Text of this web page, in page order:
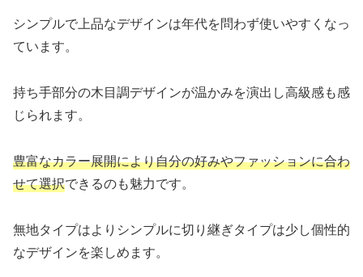
シンプルで上品なデザインは年代を問わず使いやすくなっ
ています。
持ち手部分の木目調デザインが温かみを演出し高級感も感
じられます。
豊富なカラー展開により自分の好みやファッションに合わ
せて選択できるのも魅力です。
無地タイプはよりシンプルに切り継ぎタイプは少し個性的
なデザインを楽しめます。